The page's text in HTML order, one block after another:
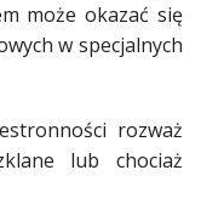
może okazać się
w specjalnych
rozważ
lub chociaż